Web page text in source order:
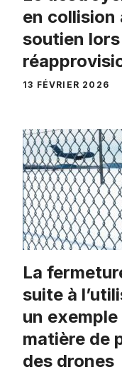
en collision
soutien
13 FÉVRIER 2026
La
suite à
un
matière de
des drones